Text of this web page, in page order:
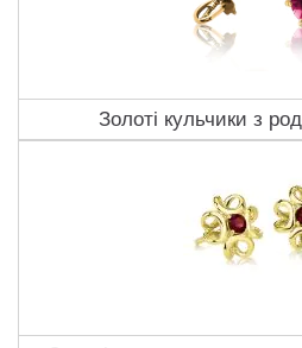
Золоті кульчики з